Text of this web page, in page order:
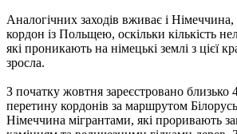
Аналогічних заходів вживає і
кордон із Польщею, оскільки кількість
які проникають на німецькі землі з цієї
зросла.
З початку жовтня зареєстровано близько
перетину кордонів за маршрутом
Німеччина мігрантами, які проривають